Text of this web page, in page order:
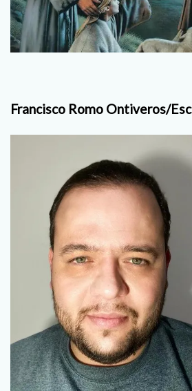
Francisco Romo Ontiveros/